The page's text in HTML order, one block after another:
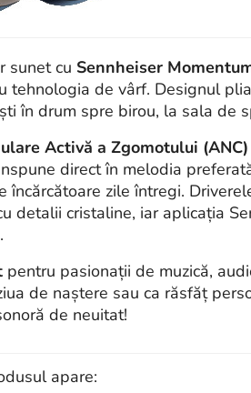
sunet cu Sennheiser
tehnologia de vârf. Designul
în drum spre birou, la sala de
Activă a Zgomotului (ANC)
direct în melodia
încărcătoare zile întregi.
detalii cristaline, iar aplicația
pentru pasionații de muzică,
de naștere sau ca răsfăț
de neuitat!
apare: